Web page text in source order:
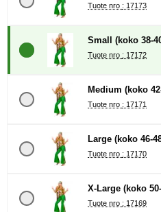
Tuote nro : 17173
Small (koko 38-
Tuote nro : 17172
Medium (koko
Tuote nro : 17171
Large (koko 46-
Tuote nro : 17170
X-Large (koko
Tuote nro : 17169